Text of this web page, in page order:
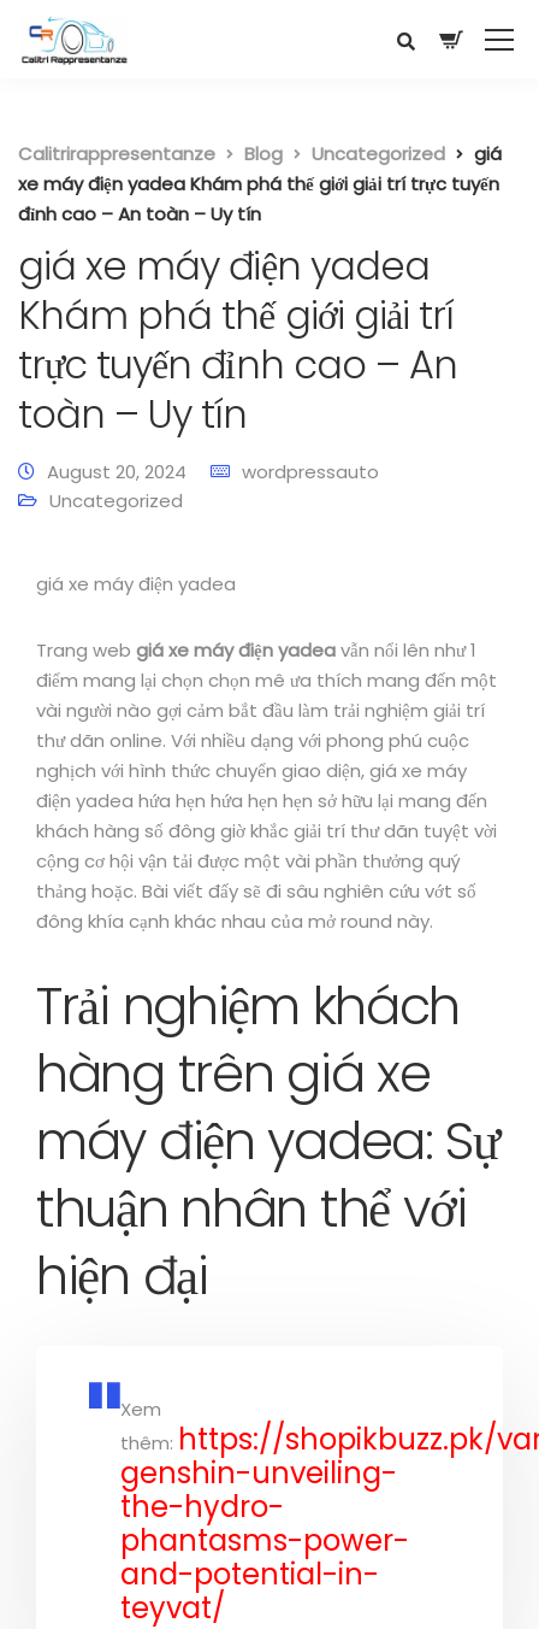
Calitrirappresentanze Blog Uncategorized
giá
xe máy điện yadea Khám phá thế giới giải trí trực tuyến
đỉnh cao – An toàn – Uy tín
giá xe máy điện yadea
Khám phá thế giới giải trí
trực tuyến đỉnh cao – An
toàn – Uy tín
August 20, 2024
wordpressauto
Uncategorized
giá xe máy điện yadea
Trang web giá xe máy điện yadeavẫn nổi lên như 1
điểm mang lại chọn chọn mê ưa thích mang đến một
vài người nào gợi cảm bắt đầu làm trải nghiệm giải trí
thư dãn online. Với nhiều dạng với phong phú cuộc
nghịch với hình thức chuyển giao diện, giá xe máy
điện yadea hứa hẹn hứa hẹn hẹn sở hữu lại mang đến
khách hàng số đông giờ khắc giải trí thư dãn tuyệt vời
cộng cơ hội vận tải được một vài phần thưởng quý
thảng hoặc. Bài viết đấy sẽ đi sâu nghiên cứu vớt số
đông khía cạnh khác nhau của mở round này.
Trải nghiệm khách
hàng trên giá xe
máy điện yadea: Sự
thuận nhân thể với
hiện đại
Xem
thêm: https://shopikbuzz.pk/
genshin-unveiling-
the-hydro-
phantasms-power-
and-potential-in-
teyvat/